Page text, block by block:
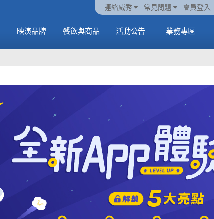
連絡威秀 常見問題 會員登入
MORE
火熱預售中《橡樹街
末日》
MORE
火熱預
映演品牌 餐飲與商品
MORE
🥤威秀獨家電影套餐
🥤全台熱賣中
MORE
《劇場
活動公告 業務專區